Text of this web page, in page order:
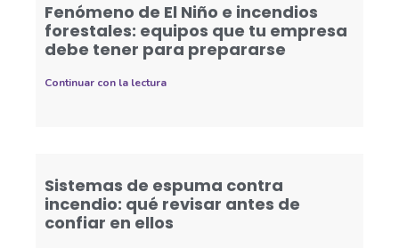
Fenómeno de El Niño e incendios
forestales: equipos que tu empresa
debe tener para prepararse
Continuar con la lectura
Sistemas de espuma contra
incendio: qué revisar antes de
confiar en ellos